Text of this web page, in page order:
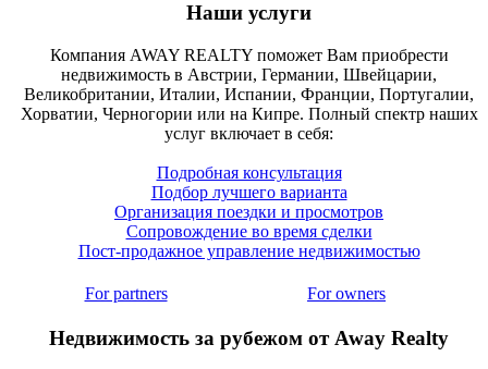
Наши услуги
Компания AWAY REALTY поможет Вам приобрести
недвижимость в Австрии, Германии, Швейцарии,
Великобритании, Италии, Испании, Франции, Португалии,
Хорватии, Черногории или на Кипре. Полный спектр наших
услуг включает в себя:
Подробная консультация
Подбор лучшего варианта
Организация поездки и просмотров
Сопровождение во время сделки
Пост-продажное управление недвижимостью
For partners For owners
Недвижимость за рубежом от Away Realty